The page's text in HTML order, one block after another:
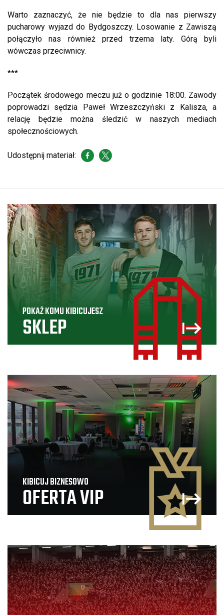
Warto zaznaczyć, że nie będzie to dla nas pierwszy
pucharowy wyjazd do Bydgoszczy. Losowanie z Zawiszą
połączyło nas również przed trzema laty. Górą byli
wówczas przeciwnicy.
***
Początek środowego meczu już o godzinie 18:00. Zawody
poprowadzi sędzia Paweł Wrzeszczyński z Kalisza, a
relację będzie można śledzić w naszych mediach
społecznościowych.
Udostępnij materiał:
POKAŻ KOMU KIBICUJESZ
SKLEP
KIBICUJ BIZNESOWO
OFERTA VIP